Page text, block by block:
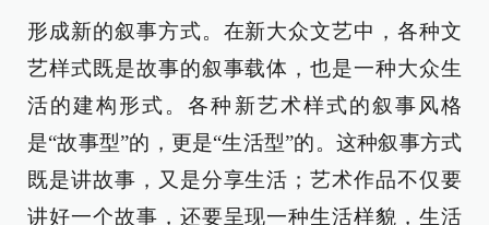
形成新的叙事方式。在新大众文艺中，各种文
艺样式既是故事的叙事载体，也是一种大众生
活的建构形式。各种新艺术样式的叙事风格
是“故事型”的，更是“生活型”的。这种叙事方式
既是讲故事，又是分享生活；艺术作品不仅要
讲好一个故事，还要呈现一种生活样貌，生活